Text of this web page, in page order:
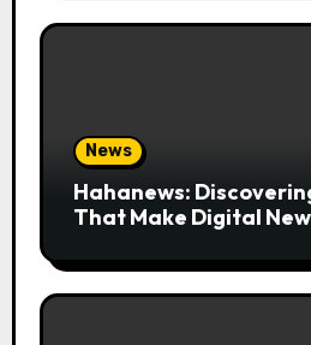
News
Hahanews:
That Make Digital